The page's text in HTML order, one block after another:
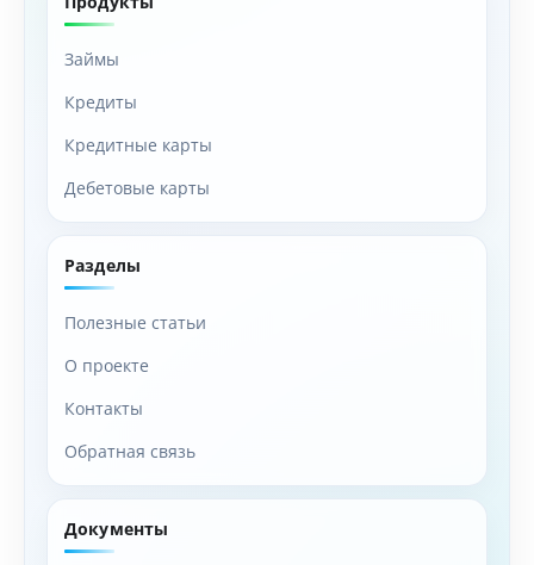
Займы
Кредиты
Кредитные карты
Дебетовые карты
Разделы
Полезные статьи
О проекте
Контакты
Обратная связь
Документы